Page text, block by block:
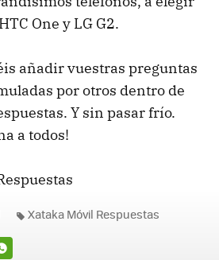
One y LG G2.
añadir vuestras preguntas
por otros dentro de
Y sin pasar frío.
a todos!
Xataka Móvil Respuestas